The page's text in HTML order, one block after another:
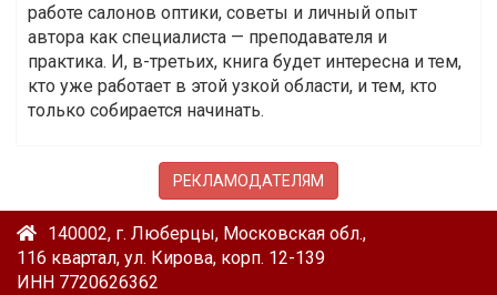
работе салонов оптики, советы и личный опыт
автора как специалиста — преподавателя и
практика. И, в-третьих, книга будет интересна и тем,
кто уже работает в этой узкой области, и тем, кто
только собирается начинать.
РЕКЛАМОДАТЕЛЯМ
140002, г. Люберцы, Московская обл.,
116 квартал, ул. Кирова, корп. 12-139
ИНН 7720626362